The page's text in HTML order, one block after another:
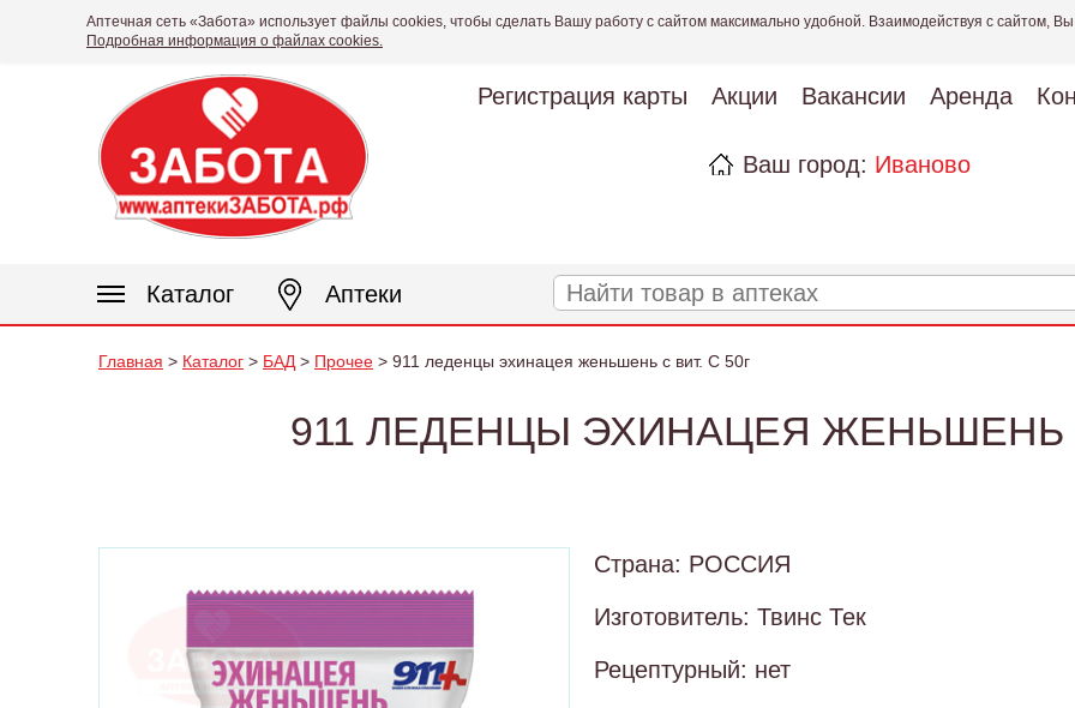
Аптечная сеть «Забота» использует файлы cookies, чтобы сделать Вашу работу с сайтом максимально удобной. Взаимодействуя с сайтом,
Подробная информация о файлах cookies.
Регистрация карты Акции Вакансии Аренда
Ваш город: Иваново
Каталог Аптеки
Главная > Каталог > БАД > Прочее > 911 леденцы эхинацея женьшень с вит. С 50г
911 ЛЕДЕНЦЫ ЭХИНАЦЕЯ ЖЕНЬШЕНЬ
Страна: РОССИЯ
Изготовитель: Твинс Тек
Рецептурный: нет